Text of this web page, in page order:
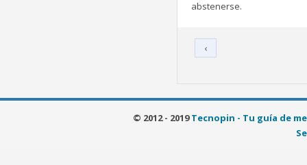
abstenerse.
‹
© 2012 - 2019Tecnopin - Tu guía de